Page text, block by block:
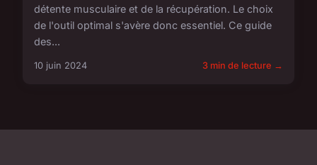
détente musculaire et de la récupération. Le choix
de l'outil optimal s'avère donc essentiel. Ce guide
des...
10 juin 2024 3 min de lecture →